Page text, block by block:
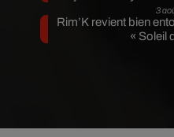
3
Rim’K revient bien
« Soleil